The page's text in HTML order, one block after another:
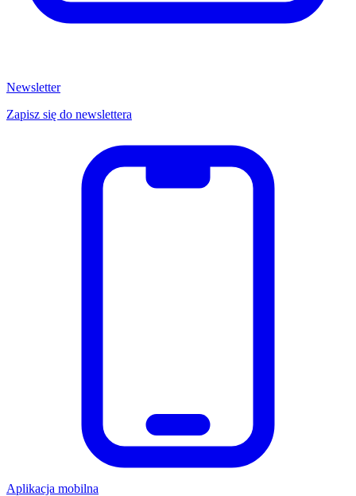
Newsletter
Zapisz się do newslettera
Aplikacja mobilna